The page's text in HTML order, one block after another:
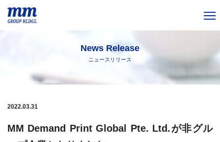
Menu
News Release
ニュースリリース
2022.03.31
MM Demand Print Global Pte. Ltd.が非グル